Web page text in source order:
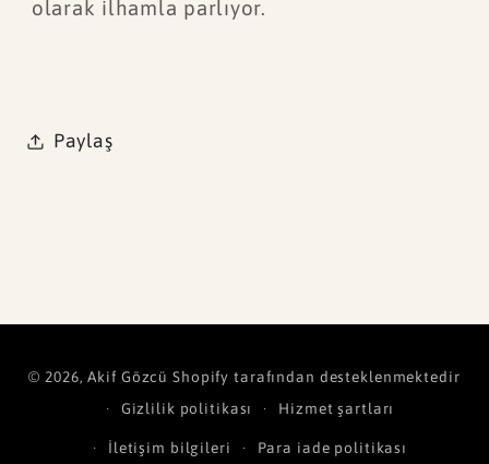
olarak ilhamla parlıyor.
Paylaş
© 2026,Akif Gözcü Shopify tarafından desteklenmektedir
Gizlilik politikası
Hizmet şartları
İletişim bilgileri Para iade politikası